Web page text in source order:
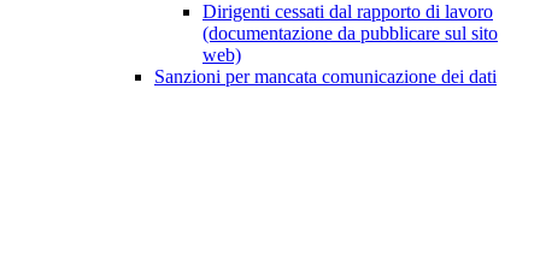
Dirigenti cessati dal rapporto di lavoro
(documentazione da pubblicare sul sito
web)
Sanzioni per mancata comunicazione dei dati